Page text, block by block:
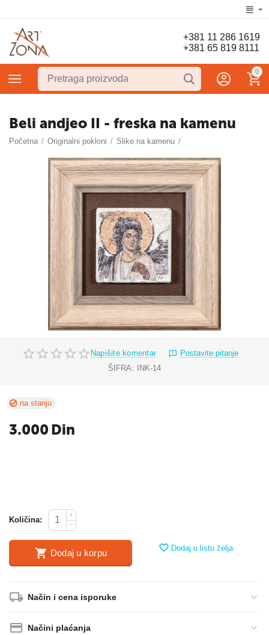
+381 11 286 1619
+381 65 819 8111
0
Beli andjeo II - freska na kamenu
Početna / Originalni pokloni / Slike na kamenu /
Napišite komentar
Postavite pitanje
ŠIFRA:
INK-14
na stanju
3.000 Din
Količina:
+
−
Dodaj u korpu Dodaj u listu želja
Način i cena isporuke
Načini plaćanja